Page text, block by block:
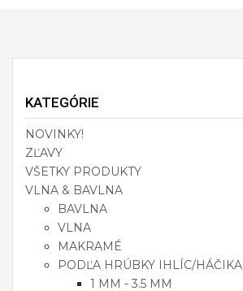
KATEGÓRIE
NOVINKY!
ZĽAVY
VŠETKY PRODUKTY
VLNA & BAVLNA
BAVLNA
VLNA
MAKRAMÉ
PODĽA HRÚBKY IHLÍC/HÁČIKA
1 MM - 3.5 MM